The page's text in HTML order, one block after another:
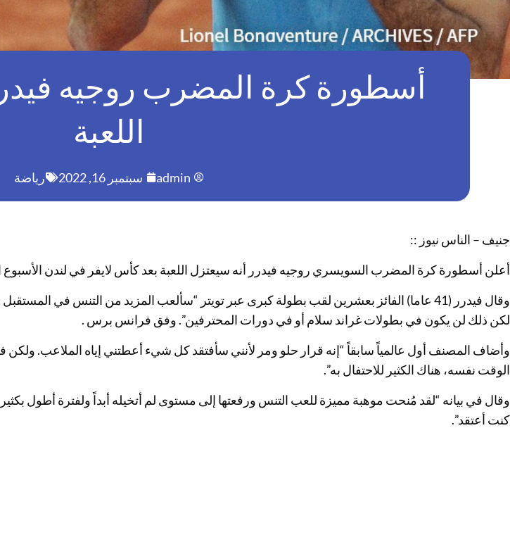
أسطورة كرة المضرب روجيه
اللعبة
admin سبتمبر 16, 2022 رياضة
جنيف – الناس نيوز ::
أعلن أسطورة كرة المضرب السويسري روجيه فيدرر أنه سيعتزل اللعبة بعد كأس لايفر في لندن الأسبوع
وقال فيدرر (41 عاما) الفائز بعشرين لقب بطولة كبرى عبر تويتر “سألعب المزيد من التنس في المستقبل
لكن ذلك لن يكون في بطولات غراند سلام أو في دورات المحترفين”. وفق فرانس برس .
وأضاف المصنف أول عالمياً سابقاً “إنه قرار حلو ومر لأنني سأفتقد كل شيء أعطتني إياه الملاعب. ولكن
الوقت نفسه، هناك الكثير للاحتفال به”.
وقال في بيانه “لقد مُنحت موهبة مميزة للعب التنس ورفعتها إلى مستوى لم أتخيله أبداً ولفترة أطول
كنت أعتقد”.